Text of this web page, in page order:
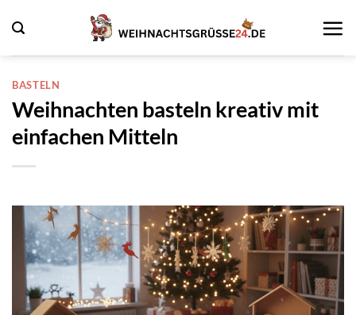
Inhalt
springen
BASTELN
Weihnachten basteln kreativ mit
einfachen Mitteln